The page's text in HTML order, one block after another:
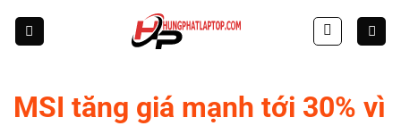
MSI tăng giá mạnh tới 30% vì